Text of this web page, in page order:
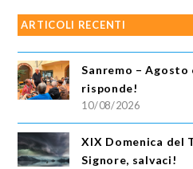
ARTICOLI RECENTI
Sanremo –
risponde!
10/08/2026
XIX Domenica del
Signore, salvaci!